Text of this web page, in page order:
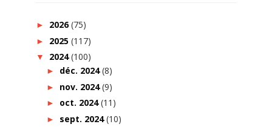
► 2026(75)
► 2025 (117)
▼ 2024(100)
► déc. 2024(8)
► nov. 2024(9)
► oct. 2024(11)
► sept. 2024(10)